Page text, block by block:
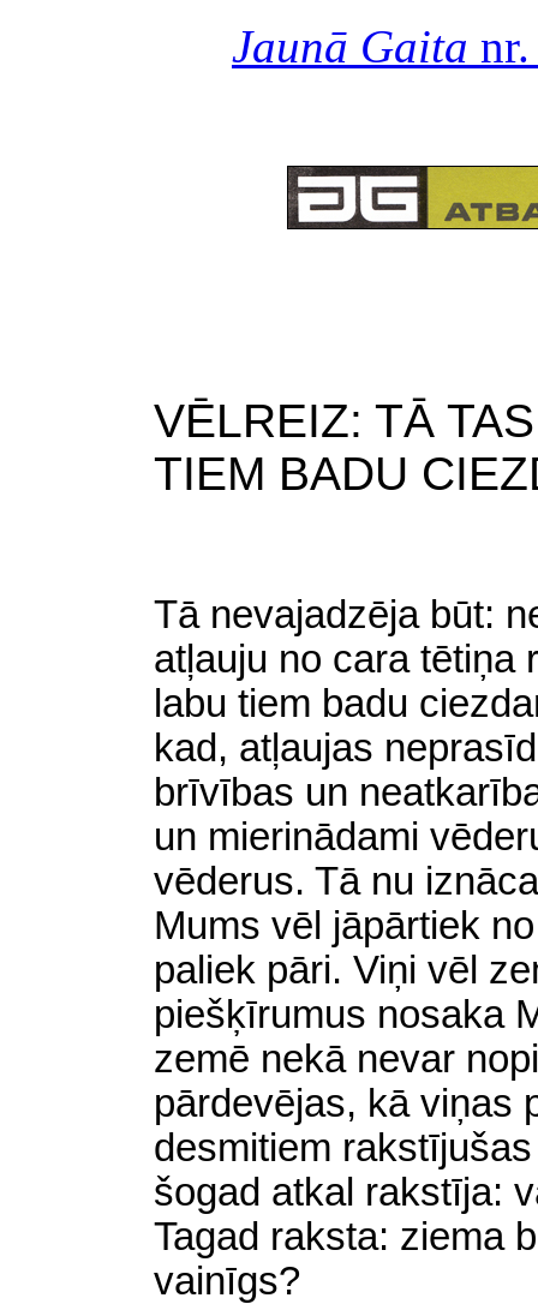
Jaunā Gaita
VĒLREIZ: TĀ
TIEM BADU
Tā nevajadzēja būt:
atļauju no cara tētiņa
labu tiem badu
kad, atļaujas
brīvības un
un mierinādami
vēderus. Tā nu
Mums vēl jāpārtiek
paliek pāri. Viņi vēl
piešķīrumus nosaka
zemē nekā nevar
pārdevējas, kā viņas
desmitiem
šogad atkal rakstīja:
Tagad raksta: ziema
vainīgs?